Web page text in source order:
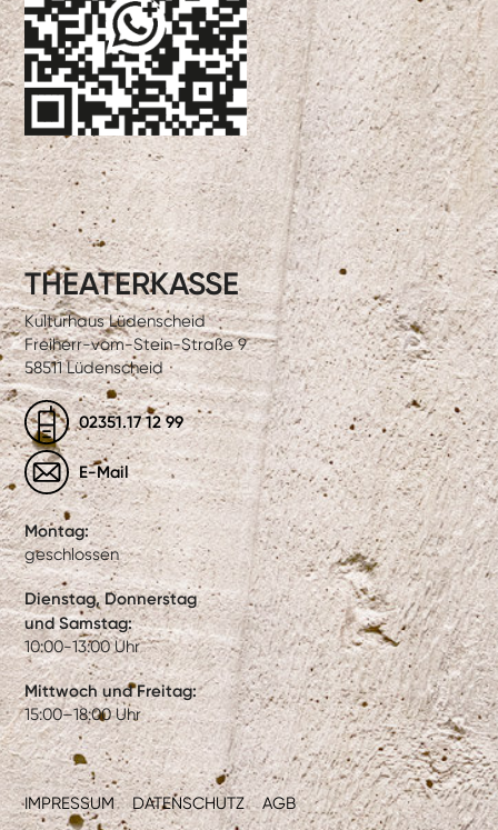
IMPRESSUM DATENSCHUTZ AGB
THEATERKASSE
Kulturhaus Lüdenscheid
Freiherr-vom-Stein-Straße 9
58511 Lüdenscheid
02351.17 12 99
E-Mail
Montag:
geschlossen
Dienstag, Donnerstag
und Samstag:
10:00-13:00 Uhr
Mittwoch und Freitag:
15:00–18:00 Uhr